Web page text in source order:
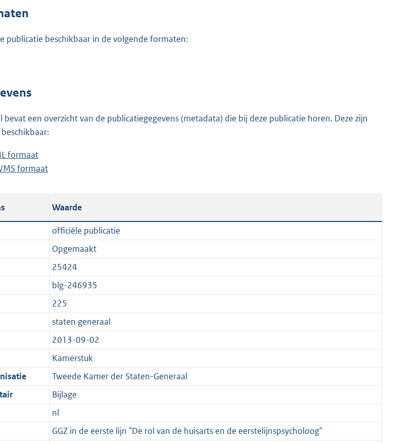
M
publicatie beschikbaar in de volgende formaten:
bevat een overzicht van de publicatiegegevens (metadata) die bij deze publicatie horen. Deze zijn
formaat
e
t
n
r
t
K
formaat
s
a
n
d
g
o
o
t
1
K
b
Waarde
officiële publicatie
Opgemaakt
25424
blg-246935
225
staten generaal
2013-09-02
Kamerstuk
Tweede Kamer der Staten-Generaal
Bijlage
nl
GGZ in de eerste lijn "De rol van de huisarts en de eerstelijnspsycholoog"